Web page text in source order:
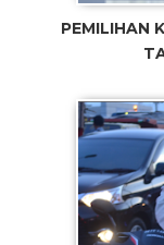
PEMILIHAN